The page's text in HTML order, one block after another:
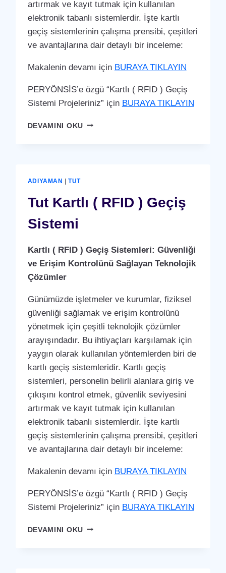
artırmak ve kayıt tutmak için kullanılan
elektronik tabanlı sistemlerdir. İşte kartlı
geçiş sistemlerinin çalışma prensibi, çeşitleri
ve avantajlarına dair detaylı bir inceleme:
Makalenin devamı için BURAYA TIKLAYIN
PERYÖNSİS’e özgü “Kartlı ( RFID ) Geçiş
Sistemi Projeleriniz” için BURAYA TIKLAYIN
DEVAMINI OKUTUT
ADIYAMAN |TUT
Tut Kartlı ( RFID ) Geçiş
Sistemi
Kartlı ( RFID ) Geçiş Sistemleri: Güvenliği
ve Erişim Kontrolünü Sağlayan Teknolojik
Çözümler
Günümüzde işletmeler ve kurumlar, fiziksel
güvenliği sağlamak ve erişim kontrolünü
yönetmek için çeşitli teknolojik çözümler
arayışındadır. Bu ihtiyaçları karşılamak için
yaygın olarak kullanılan yöntemlerden biri de
kartlı geçiş sistemleridir. Kartlı geçiş
sistemleri, personelin belirli alanlara giriş ve
çıkışını kontrol etmek, güvenlik seviyesini
artırmak ve kayıt tutmak için kullanılan
elektronik tabanlı sistemlerdir. İşte kartlı
geçiş sistemlerinin çalışma prensibi, çeşitleri
ve avantajlarına dair detaylı bir inceleme:
Makalenin devamı için BURAYA TIKLAYIN
PERYÖNSİS’e özgü “Kartlı ( RFID ) Geçiş
Sistemi Projeleriniz” için BURAYA TIKLAYIN
DEVAMINI OKUTUT